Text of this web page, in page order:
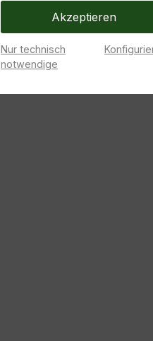
Akzeptieren
Nur technisch
notwendige